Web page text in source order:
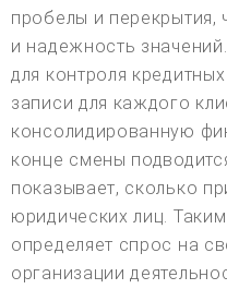
пробелы и перекрытия,
и надежность
для контроля
записи для каждого
консолидированную
конце смены
показывает, сколько
юридических лиц.
определяет спрос на
организации